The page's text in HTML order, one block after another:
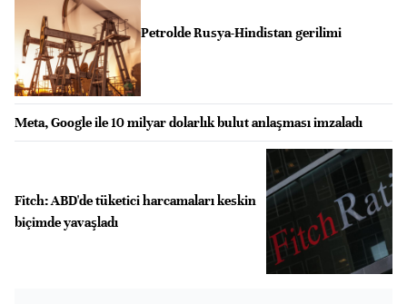
Petrolde Rusya-Hindistan gerilimi
Meta, Google ile 10 milyar dolarlık bulut anlaşması imzaladı
Fitch: ABD'de tüketici harcamaları keskin
biçimde yavaşladı